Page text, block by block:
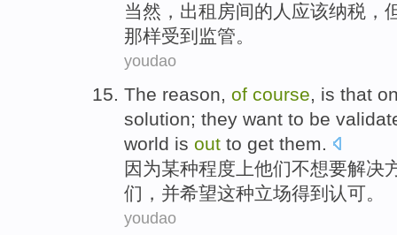
当然 ， 出租 房间的 人 应该纳税 ，
那样受到 监管。
youdao
The reason, of course, is that
solution; they want to be
world is out to get them.
因为某种程度 上他们不想要解决
们 ， 并希望这种立场得到 认可。
youdao